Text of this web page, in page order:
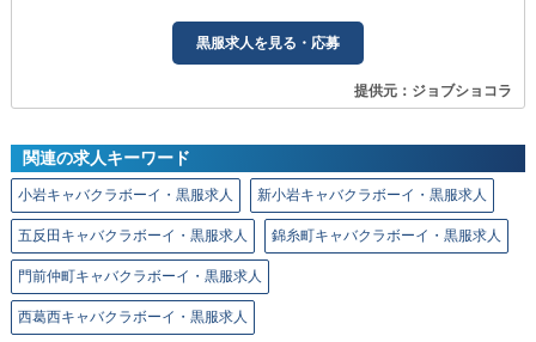
黒服求人を見る・応募
提供元：ジョブショコラ
関連の求人キーワード
小岩キャバクラボーイ・黒服求人 新小岩キャバクラボーイ・黒服求人
五反田キャバクラボーイ・黒服求人 錦糸町キャバクラボーイ・黒服求人
門前仲町キャバクラボーイ・黒服求人
西葛西キャバクラボーイ・黒服求人